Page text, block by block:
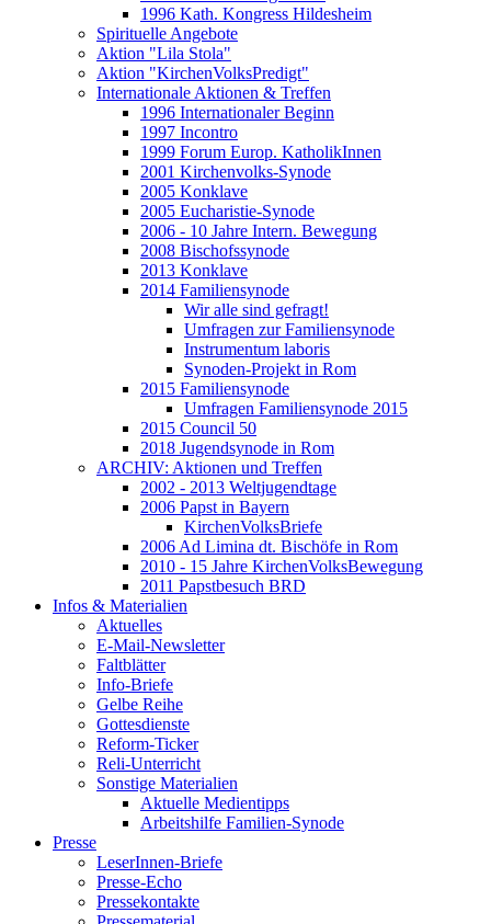
1996 Kath. Kongress Hildesheim
Spirituelle Angebote
Aktion "Lila Stola"
Aktion "KirchenVolksPredigt"
Internationale Aktionen & Treffen
1996 Internationaler Beginn
1997 Incontro
1999 Forum Europ. KatholikInnen
2001 Kirchenvolks-Synode
2005 Konklave
2005 Eucharistie-Synode
2006 - 10 Jahre Intern. Bewegung
2008 Bischofssynode
2013 Konklave
2014 Familiensynode
Wir alle sind gefragt!
Umfragen zur Familiensynode
Instrumentum laboris
Synoden-Projekt in Rom
2015 Familiensynode
Umfragen Familiensynode 2015
2015 Council 50
2018 Jugendsynode in Rom
ARCHIV: Aktionen und Treffen
2002 - 2013 Weltjugendtage
2006 Papst in Bayern
KirchenVolksBriefe
2006 Ad Limina dt. Bischöfe in Rom
2010 - 15 Jahre KirchenVolksBewegung
2011 Papstbesuch BRD
Infos & Materialien
Aktuelles
E-Mail-Newsletter
Faltblätter
Info-Briefe
Gelbe Reihe
Gottesdienste
Reform-Ticker
Reli-Unterricht
Sonstige Materialien
Aktuelle Medientipps
Arbeitshilfe Familien-Synode
Presse
LeserInnen-Briefe
Presse-Echo
Pressekontakte